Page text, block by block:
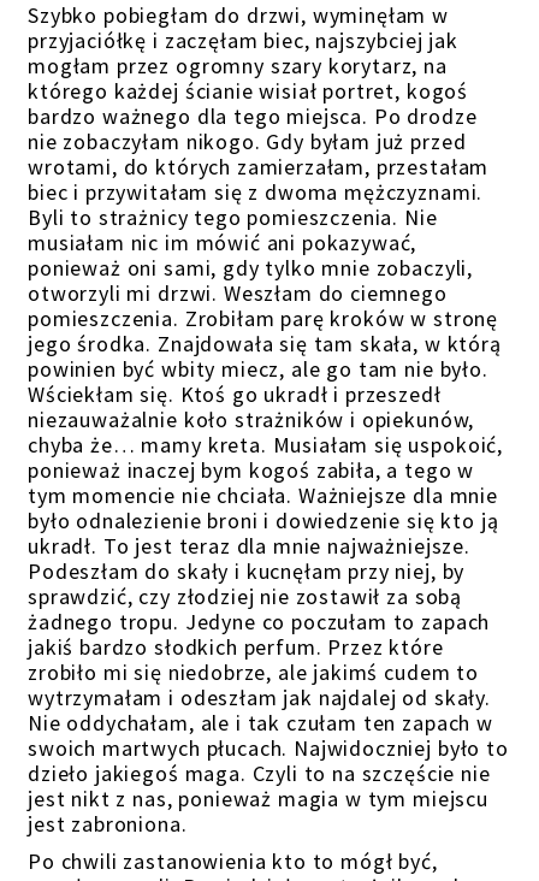
Szybko pobiegłam do drzwi, wyminęłam w
przyjaciółkę i zaczęłam biec, najszybciej jak
mogłam przez ogromny szary korytarz, na
którego każdej ścianie wisiał portret, kogoś
bardzo ważnego dla tego miejsca. Po drodze
nie zobaczyłam nikogo. Gdy byłam już przed
wrotami, do których zamierzałam, przestałam
biec i przywitałam się z dwoma mężczyznami.
Byli to strażnicy tego pomieszczenia. Nie
musiałam nic im mówić ani pokazywać,
ponieważ oni sami, gdy tylko mnie zobaczyli,
otworzyli mi drzwi. Weszłam do ciemnego
pomieszczenia. Zrobiłam parę kroków w stronę
jego środka. Znajdowała się tam skała, w którą
powinien być wbity miecz, ale go tam nie było.
Wściekłam się. Ktoś go ukradł i przeszedł
niezauważalnie koło strażników i opiekunów,
chyba że… mamy kreta. Musiałam się uspokoić,
ponieważ inaczej bym kogoś zabiła, a tego w
tym momencie nie chciała. Ważniejsze dla mnie
było odnalezienie broni i dowiedzenie się kto ją
ukradł. To jest teraz dla mnie najważniejsze.
Podeszłam do skały i kucnęłam przy niej, by
sprawdzić, czy złodziej nie zostawił za sobą
żadnego tropu. Jedyne co poczułam to zapach
jakiś bardzo słodkich perfum. Przez które
zrobiło mi się niedobrze, ale jakimś cudem to
wytrzymałam i odeszłam jak najdalej od skały.
Nie oddychałam, ale i tak czułam ten zapach w
swoich martwych płucach. Najwidoczniej było to
dzieło jakiegoś maga. Czyli to na szczęście nie
jest nikt z nas, ponieważ magia w tym miejscu
jest zabroniona.
Po chwili zastanowienia kto to mógł być,